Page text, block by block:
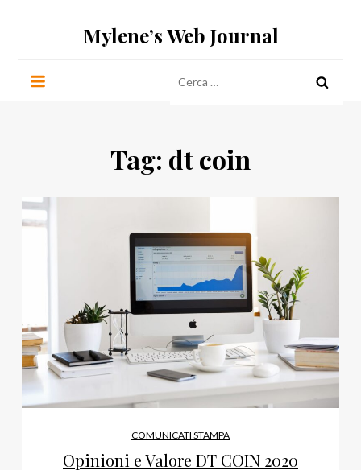
Mylene’s Web Journal
per:
Tag: dt coin
COMUNICATI STAMPA
Opinioni e Valore DT COIN 2020